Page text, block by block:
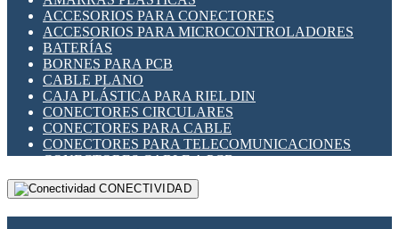
INDICADORES PARA PANEL
INTERFACES DE RELÉ
INTERRUPTORES FIN DE CARRERA
LLAVES CONMUTADORAS
MEDIDORES DE ENERGÍA Y TC'S DE CORRIENTE
MOTORES PASO A PASO
PANTALLAS HMI
PLC -CONTROLADORES LÓGICO PROGRAMABLES
PROGRAMADORES DE HORARIO
RELÉS DE PROTECCIÓN
SENSORES CAPACITIVOS
ACCESORIOS PARA CONECTORES
ACCESORIOS PARA MICROCONTROLADORES
BATERÍAS
BORNES PARA PCB
CABLE PLANO
CAJA PLÁSTICA PARA RIEL DIN
CONECTORES CIRCULARES
CONECTORES PARA CABLE
CONECTORES PARA TELECOMUNICACIONES
CONECTORES CABLE A PCB
CONECTORES PCB A CABLE
DIP SWITCHESCONECTIVIDAD